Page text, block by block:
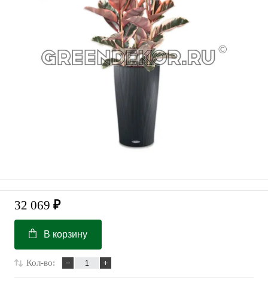
32 069 ₽
В корзину
Кол-во: